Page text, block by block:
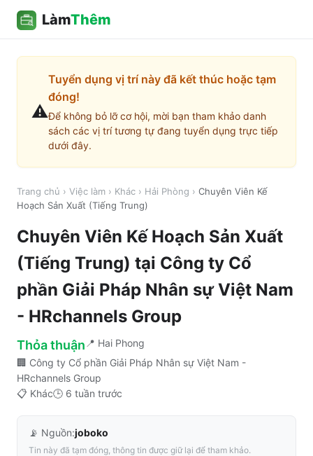
LàmThêm
⚠️
Tuyển dụng vị trí này đã kết thúc hoặc tạm
đóng!
Để không bỏ lỡ cơ hội, mời bạn tham khảo danh
sách các vị trí tương tự đang tuyển dụng trực tiếp
dưới đây.
Trang chủ › Việc làm › Khác › Hải Phòng › Chuyên Viên Kế
Hoạch Sản Xuất (Tiếng Trung)
Chuyên Viên Kế Hoạch Sản Xuất
(Tiếng Trung) tại Công ty Cổ
phần Giải Pháp Nhân sự Việt Nam
- HRchannels Group
Thỏa thuận 📍 Hai Phong
🏢 Công ty Cổ phần Giải Pháp Nhân sự Việt Nam -
HRchannels Group
📋 Khác🕒 6 tuần trước
📡 Nguồn:joboko
Tin này đã tạm đóng, thông tin được giữ lại để tham khảo.